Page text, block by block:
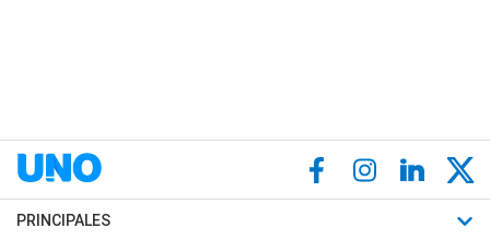
PRINCIPALES